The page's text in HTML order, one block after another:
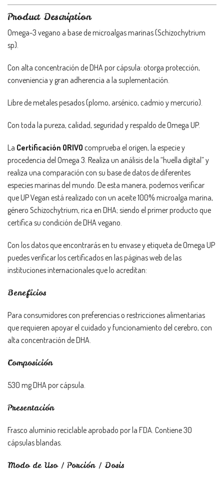
Product Description
Omega-3 vegano a base de microalgas marinas (Schizochytrium
sp).
Con alta concentración de DHA por cápsula: otorga protección,
conveniencia y gran adherencia a la suplementación.
Libre de metales pesados (plomo, arsénico, cadmio y mercurio).
Con toda la pureza, calidad, seguridad y respaldo de Omega UP.
La Certificación ORIVO comprueba el origen, la especie y
procedencia del Omega 3. Realiza un análisis de la “huella digital” y
realiza una comparación con su base de datos de diferentes
especies marinas del mundo. De esta manera, podemos verificar
que UP Vegan está realizado con un aceite 100% microalga marina,
género Schizochytrium, rica en DHA; siendo el primer producto que
certifica su condición de DHA vegano.
Con los datos que encontrarás en tu envase y etiqueta de Omega UP
puedes verificar los certificados en las páginas web de las
instituciones internacionales que lo acreditan:
Beneficios
Para consumidores con preferencias o restricciones alimentarias
que requieren apoyar el cuidado y funcionamiento del cerebro, con
alta concentración de DHA.
Composición
530 mg DHA por cápsula.
Presentación
Frasco aluminio reciclable aprobado por la FDA. Contiene 30
cápsulas blandas.
Modo de Uso / Porción / Dosis